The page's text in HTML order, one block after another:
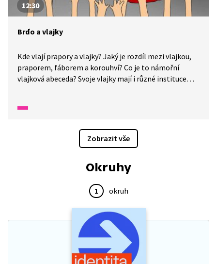
12:30
Brďo a vlajky
Kde vlají prapory a vlajky? Jaký je rozdíl mezi vlajkou,
praporem, fáborem a korouhví? Co je to námořní
vlajková abeceda? Svoje vlajky mají i různé instituce
chceme nakreslit, musíme dodržet určitá pravidla
Zobrazit vše
Okruhy
1 okruh